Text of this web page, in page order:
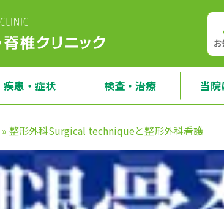
疾患・症状 検査・治療 当院
» 整形外科Surgical techniqueと整形外科看護